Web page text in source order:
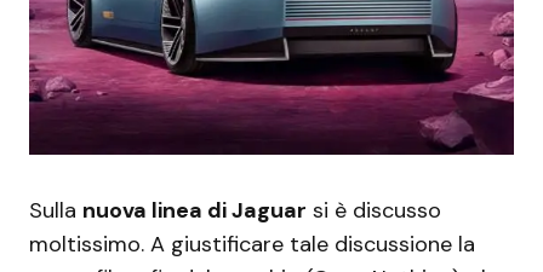
Sulla nuova linea di Jaguar si è discusso
moltissimo. A giustificare tale discussione la